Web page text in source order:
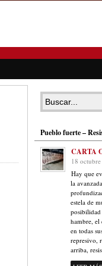
Pueblo fuerte –
CARTA
18
Hay que
la
estela de
hambre, el
en todas
represivo,
arriba,